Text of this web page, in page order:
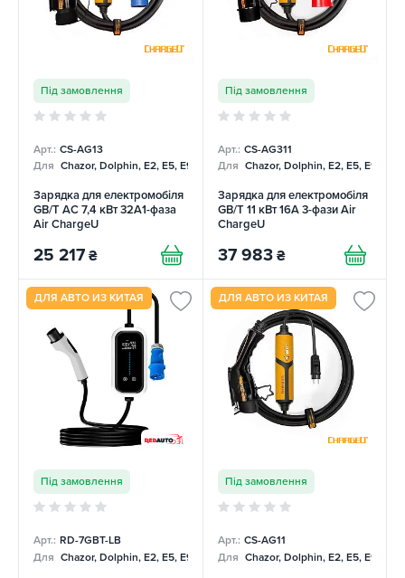
Під замовлення
Арт.: CS-AG13
Для Chazor, Dolphin, E2, E5, E9, Mercedes
Зарядка для електромобіля
GB/T AC 7,4 кВт 32A1-фаза
Air ChargeU
25 217 ₴
Під замовлення
Арт.: CS-AG311
Для Chazor, Dolphin, E2, E5, E9,
Зарядка для електромобіля
GB/T 11 кВт 16A 3-фази Air
ChargeU
37 983 ₴
ДЛЯ АВТО ИЗ КИТАЯ
Під замовлення
Арт.: RD-7GBT-LB
Для Chazor, Dolphin, E2, E5, E9, Mercedes
ДЛЯ АВТО ИЗ КИТАЯ
Під замовлення
Арт.: CS-AG11
Для Chazor, Dolphin, E2, E5, E9,